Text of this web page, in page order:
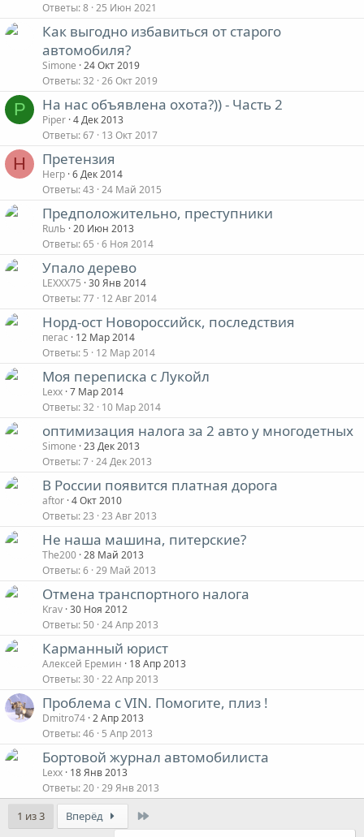
Ответы 8 25 Июн 2021
Как выгодно избавиться от старого
автомобиля?
Simone 24 Окт 2019
Ответы 32 26 Окт 2019
P На нас объявлена охота?)) - Часть 2
Piper 4 Дек 2013
Ответы 67 13 Окт 2017
Н Претензия
Негр 6 Дек 2014
Ответы 43 24 Май 2015
Предположительно, преступники
RuлЬ 20 Июн 2013
Ответы 65 6 Ноя 2014
Упало дерево
LEXXX75 30 Янв 2014
Ответы 77 12 Авг 2014
Норд-ост Новороссийск, последствия
пегас
12 Мар 2014
Ответы 5 12 Мар 2014
Моя переписка с Лукойл
Lexx 7 Мар 2014
Ответы 32 10 Мар 2014
оптимизация налога за 2 авто у многодетных
Simone 23 Дек 2013
Ответы 7 24 Дек 2013
В России появится платная дорога
aftor 4 Окт 2010
Ответы 23 23 Авг 2013
Не наша машина, питерские?
The200 28 Май 2013
Ответы 6 29 Май 2013
Отмена транспортного налога
Krav 30 Ноя 2012
Ответы 50 24 Апр 2013
Карманный юрист
Алексей Еремин
18 Апр 2013
Ответы 30 22 Апр 2013
Проблема с VIN. Помогите, плиз !
Dmitro74 2 Апр 2013
Ответы 46 5 Апр 2013
Бортовой журнал автомобилиста
Lexx 18 Янв 2013
Ответы 20 29 Янв 2013
1 из 3 Вперёд